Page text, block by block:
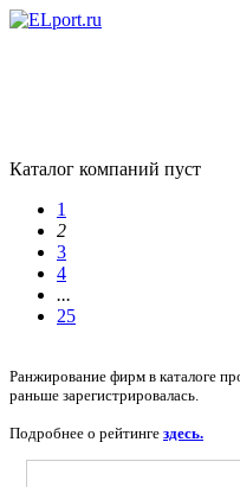
Каталог компаний пуст
1
2
3
4
...
25
Ранжирование фирм в каталоге
раньше зарегистрировалась.
Подробнее о рейтинге здесь.